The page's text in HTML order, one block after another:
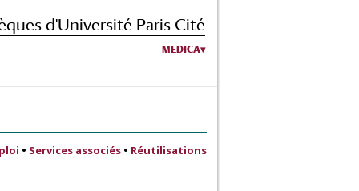
d'Université Paris Cité
MEDICA
• Services associés • Réutilisations